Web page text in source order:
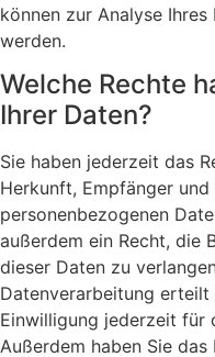
können zur Analyse
werden.
Welche Rechte
Ihrer Daten?
Sie haben jederzeit das
Herkunft, Empfänger
personenbezogenen
außerdem ein Recht, die
dieser Daten zu
Datenverarbeitung erteilt
Einwilligung jederzeit für
Außerdem haben Sie